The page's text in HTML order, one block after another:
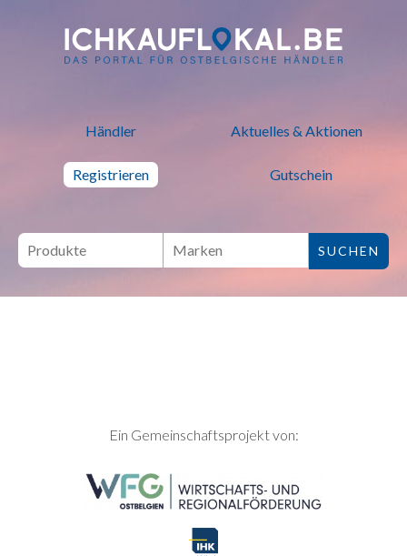
ich kauf lokal - Bei lokalen
Händler Aktuelles & Aktionen
Registrieren Gutschein
SEITENFUSSEin Gemeinschaftsprojekt von: